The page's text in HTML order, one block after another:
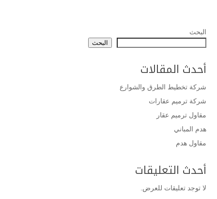
البحث
البحث
أحدث المقالات
شركة تخطيط الطرق والشوارع
شركة ترميم عقارات
مقاول ترميم عقار
هدم المباني
مقاول هدم
أحدث التعليقات
لا توجد تعليقات للعرض.